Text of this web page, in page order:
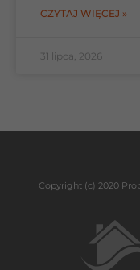
CZYTAJ WIĘCEJ »
31 lipca, 2026
Copyright (c) 2020